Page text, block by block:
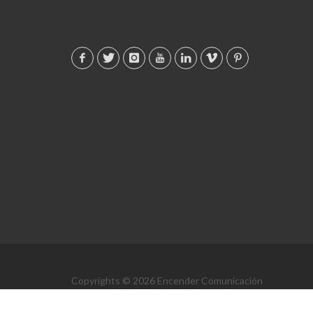
Copyrights © 2026 Encender Comunicación